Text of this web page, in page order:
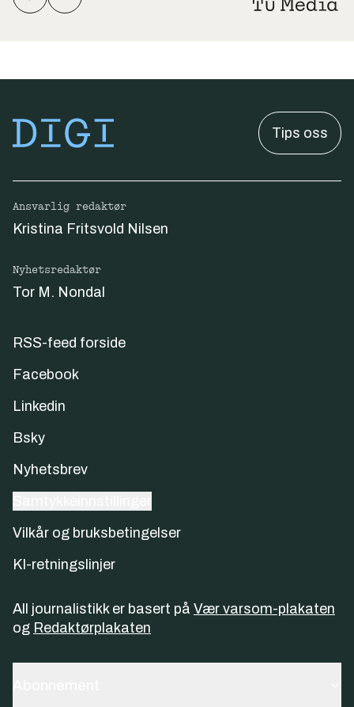
Tips oss
Ansvarlig redaktør
Kristina Fritsvold Nilsen
Nyhetsredaktør
Tor M. Nondal
RSS-feed forside
Facebook
Linkedin
Bsky
Nyhetsbrev
Vilkår og bruksbetingelser
KI-retningslinjer
All journalistikk er basert på Vær varsom-plakaten
og Redaktørplakaten